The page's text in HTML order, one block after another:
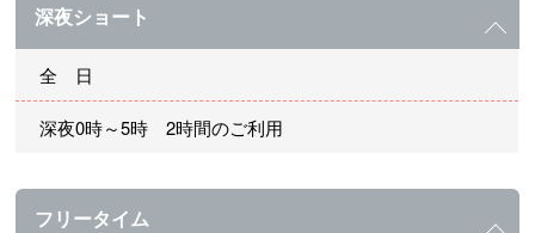
深夜ショート
全 日
深夜0時～5時 2時間のご利用
フリータイム